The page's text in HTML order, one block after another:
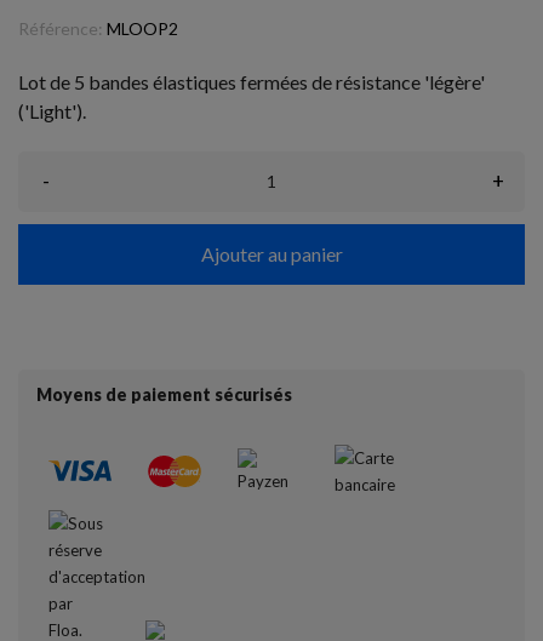
Référence: MLOOP2
Lot de 5 bandes élastiques fermées de résistance 'légère'
('Light').
- +
Ajouter au panier
Moyens de paiement sécurisés